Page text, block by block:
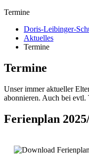
Termine
Doris-Leibinger-
Aktuelles
Termine
Termine
Unser immer aktueller
abonnieren. Auch bei evtl.
Ferienplan